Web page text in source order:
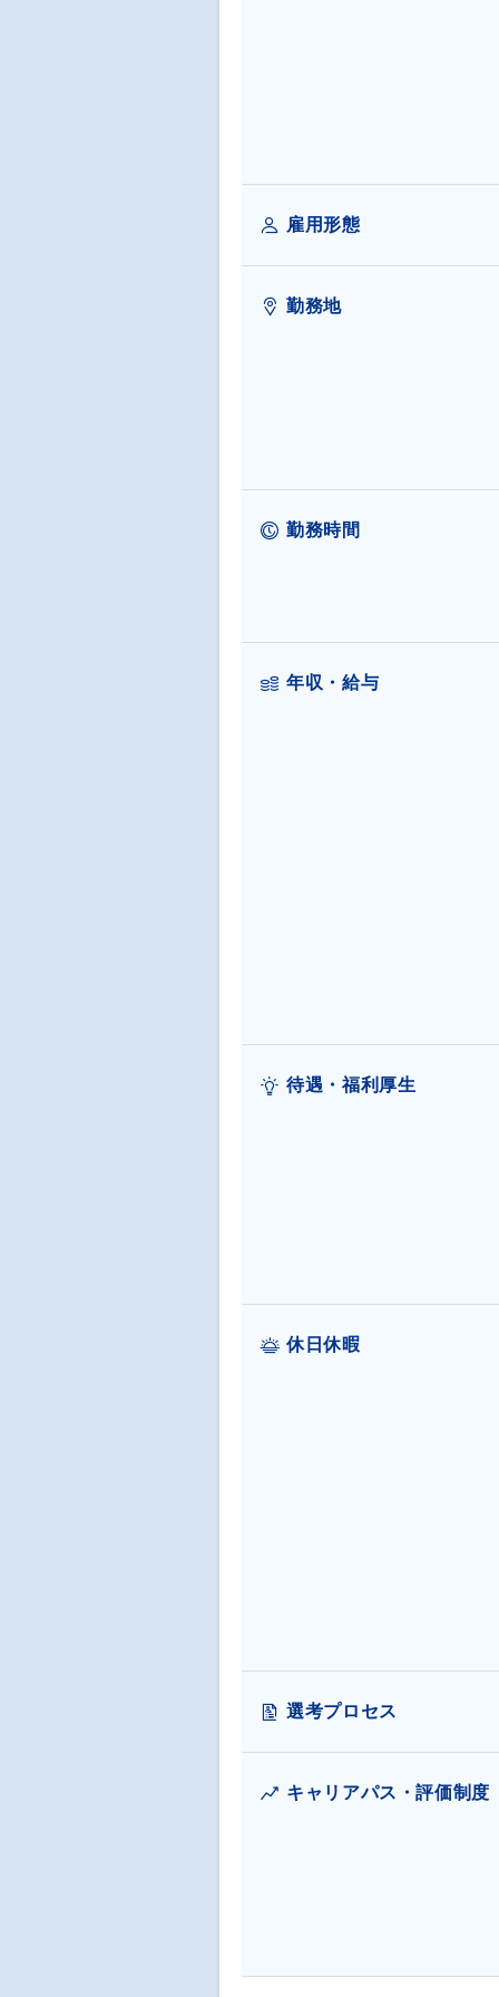
雇用形態
勤務地
勤務時間
年収・給与
待遇・福利厚生
休日休暇
選考プロセス
キャリアパス・評価制度